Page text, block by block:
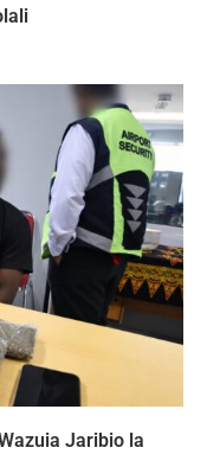
Jaribio la